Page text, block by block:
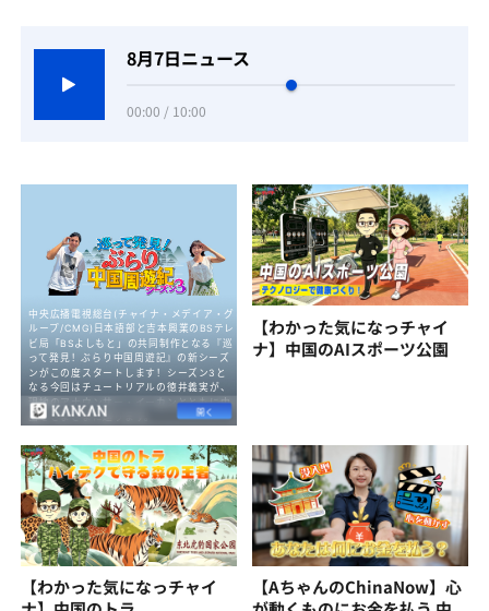
8月7日ニュース
00:00 / 10:00
【わかった気になっチャイ
ナ】中国のAIスポーツ公園
【わかった気になっチャイ
【AちゃんのChinaNow】心